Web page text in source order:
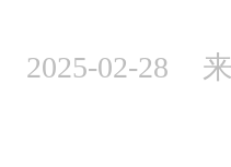
2025-02-28